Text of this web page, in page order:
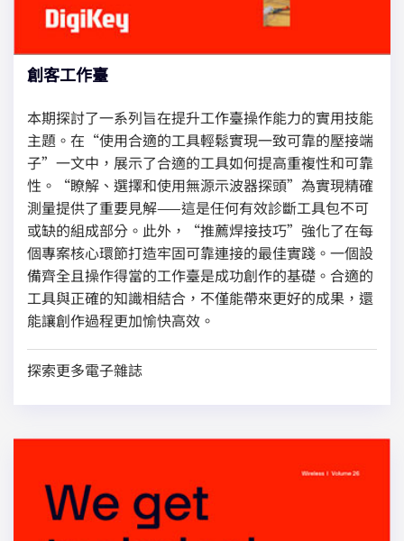
創客工作臺
本期探討了一系列旨在提升工作臺操作能力的實用技能
主題。在“使用合適的工具輕鬆實現一致可靠的壓接端
子”一文中，展示了合適的工具如何提高重複性和可靠
性。“瞭解、選擇和使用無源示波器探頭”為實現精確
測量提供了重要見解——這是任何有效診斷工具包不可
或缺的組成部分。此外，“推薦焊接技巧”強化了在每
個專案核心環節打造牢固可靠連接的最佳實踐。一個設
備齊全且操作得當的工作臺是成功創作的基礎。合適的
工具與正確的知識相結合，不僅能帶來更好的成果，還
能讓創作過程更加愉快高效。
探索更多電子雜誌